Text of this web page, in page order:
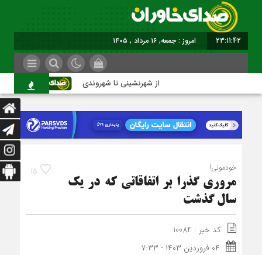
23:11:43 برابر با : Friday - 7 August - 2026
از شهرنشینی تا شهروندی اصناف در
15 خودمونی!
مروری گذرا بر اتفاقاتی که در یک
سال گذشت
کد خبر : 10084
۰۴ فروردین ۱۴۰۳ - ۷:۳۳